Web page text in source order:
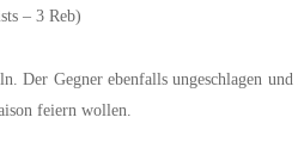
– 3 Reb)
Der Gegner ebenfalls ungeschlagen
feiern wollen.